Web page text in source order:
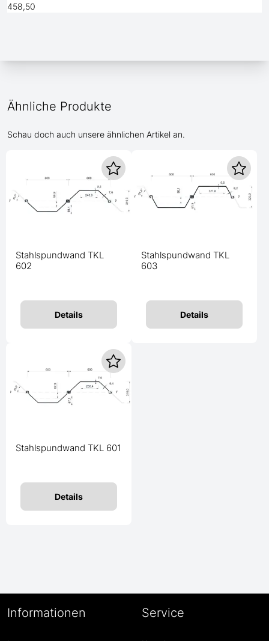
458,50
Ähnliche Produkte
Schau doch auch unsere ähnlichen Artikel an.
Stahlspundwand TKL
602
Details
Stahlspundwand TKL
603
Details
Stahlspundwand TKL 601
Details
Informationen Service